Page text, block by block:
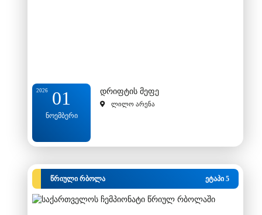
01
ნოემბერი
2026 დრიფტის მეფე
ლილო არენა
წრიული რბოლა ეტაპი 5